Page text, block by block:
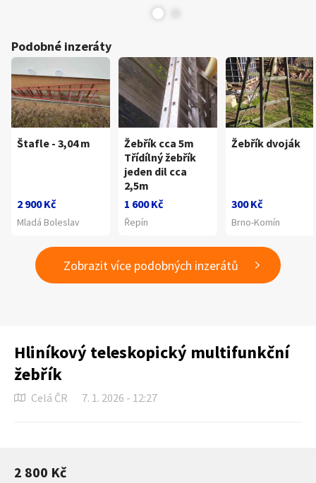
Podobné inzeráty
Štafle - 3,04 m
2 900 Kč
Mladá Boleslav
Žebřík cca 5m
Třídílný žebřík
jeden dil cca
2,5m
1 600 Kč
Řepín
Žebřík dvoják
300 Kč
Brno-Komín
Zobrazit více podobných inzerátů
Hliníkový teleskopický multifunkční
žebřík
Celá ČR 7. 1. 2026 - 12:27
2 800 Kč